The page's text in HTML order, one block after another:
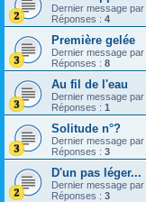
Dernier message par
Réponses : 4
Première gelée
Dernier message par
Réponses : 8
Au fil de l'eau
Dernier message par
Réponses : 1
Solitude n°?
Dernier message par
Réponses : 3
D'un pas léger...
Dernier message par
Réponses : 3